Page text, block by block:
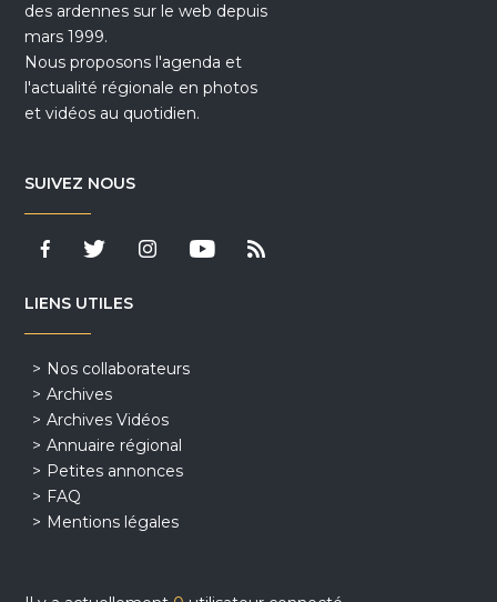
des ardennes sur le web depuis
mars 1999.
Nous proposons l'agenda et
l'actualité régionale en photos
et vidéos au quotidien.
SUIVEZ NOUS
LIENS UTILES
Nos collaborateurs
Archives
Archives Vidéos
Annuaire régional
Petites annonces
FAQ
Mentions légales